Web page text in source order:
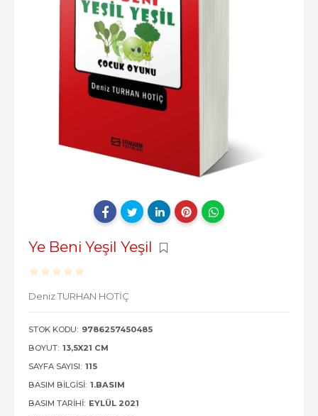
Ye Beni Yeşil Yeşil
Deniz TURHAN HOTİÇ
STOK KODU: 9786257450485
BOYUT: 13,5X21 CM
SAYFA SAYISI: 115
BASIM BILGISI: 1.BASIM
BASIM TARIHI: EYLÜL 2021